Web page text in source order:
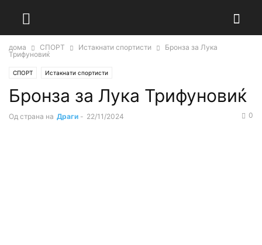
дома СПОРТ Истакнати спортисти
Бронза за Лука
Трифуновиќ
СПОРТ Истакнати спортисти
Бронза за Лука Трифуновиќ
Од страна на Драги - 22/11/2024 0